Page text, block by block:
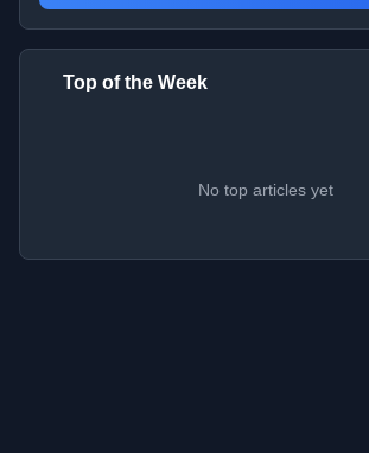
Top of the Week
No top articles yet